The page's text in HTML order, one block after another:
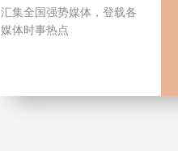
汇集全国强势媒体，登载各
媒体时事热点